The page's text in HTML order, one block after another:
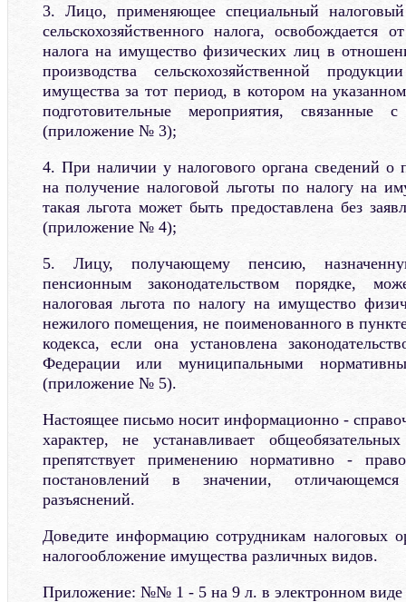
3. Лицо, применяющее специальный
сельскохозяйственного налога, освобождается
налога на имущество физических лиц в
производства сельскохозяйственной
имущества за тот период, в котором на
подготовительные мероприятия, связанные
(приложение № 3);
4. При наличии у налогового органа сведений о
на получение налоговой льготы по налогу на
такая льгота может быть предоставлена без
(приложение № 4);
5. Лицу, получающему пенсию,
пенсионным законодательством порядке,
налоговая льгота по налогу на имущество
нежилого помещения, не поименованного в
кодекса, если она установлена
Федерации или муниципальными
(приложение № 5).
Настоящее письмо носит информационно -
характер, не устанавливает
препятствует применению нормативно -
постановлений в значении,
разъяснений.
Доведите информацию сотрудникам налоговых
налогообложение имущества различных видов.
Приложение: №№ 1 - 5 на 9 л. в электронном виде